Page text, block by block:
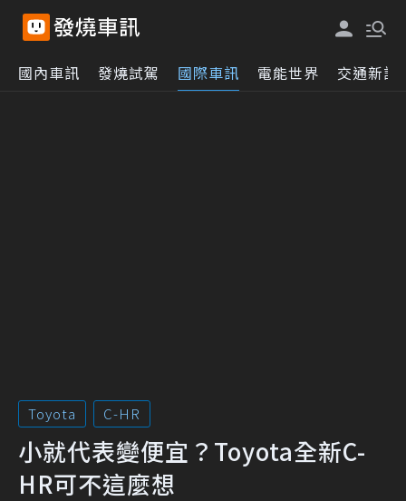
國內車訊 發燒試駕 國際車訊 電能世界 交通新訊
Toyota C-HR
小就代表變便宜？Toyota全新C-
HR可不這麼想